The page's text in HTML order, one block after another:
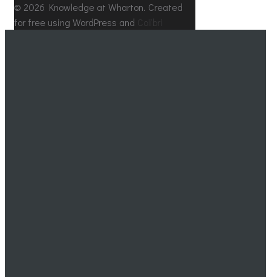
© 2026 Knowledge at Wharton. Created
for free using WordPress and Colibri